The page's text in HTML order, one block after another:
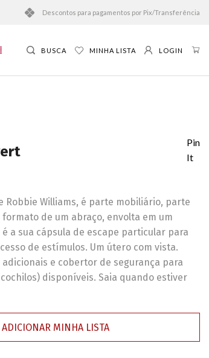
Descontos para pagamentos por Pix/Transferência
BUSCA MINHA LISTA LOGIN
Pin
It
Robbie Williams, é parte mobiliário, parte
formato de um abraço, envolta em um
a sua cápsula de escape particular para
de estímulos. Um útero com vista.
e cobertor de segurança para
disponíveis. Saia quando estiver
ADICIONAR MINHA LISTA